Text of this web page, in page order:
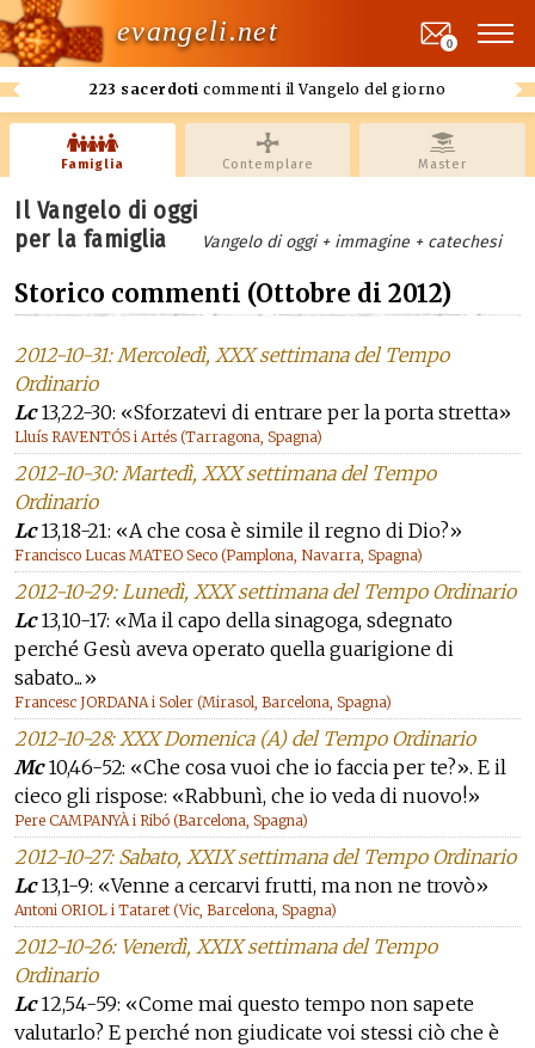
evangeli.net
223 sacerdoti commenti il Vangelo del giorno
0
Famiglia Contemplare Master
Il Vangelo di oggi
per la famiglia
Vangelo di oggi + immagine + catechesi
Storico commenti (Ottobre di 2012)
2012-10-31: Mercoledì, XXX settimana del Tempo
Ordinario
Lc13,22-30: «Sforzatevi di entrare per la porta stretta»
Lluís RAVENTÓS i Artés (Tarragona, Spagna)
2012-10-30: Martedì, XXX settimana del Tempo
Ordinario
Lc13,18-21: «A che cosa è simile il regno di Dio?»
Francisco Lucas MATEO Seco (Pamplona, Navarra, Spagna)
2012-10-29: Lunedì, XXX settimana del Tempo Ordinario
Lc13,10-17: «Ma il capo della sinagoga, sdegnato
perché Gesù aveva operato quella guarigione di
sabato...»
Francesc JORDANA i Soler (Mirasol, Barcelona, Spagna)
2012-10-28: XXX Domenica (A) del Tempo Ordinario
Mc10,46-52: «Che cosa vuoi che io faccia per te?». E il
cieco gli rispose: «Rabbunì, che io veda di nuovo!»
Pere CAMPANYÀ i Ribó (Barcelona, Spagna)
2012-10-27: Sabato, XXIX settimana del Tempo Ordinario
Lc13,1-9: «Venne a cercarvi frutti, ma non ne trovò»
Antoni ORIOL i Tataret (Vic, Barcelona, Spagna)
2012-10-26: Venerdì, XXIX settimana del Tempo
Ordinario
Lc12,54-59: «Come mai questo tempo non sapete
valutarlo? E perché non giudicate voi stessi ciò che è